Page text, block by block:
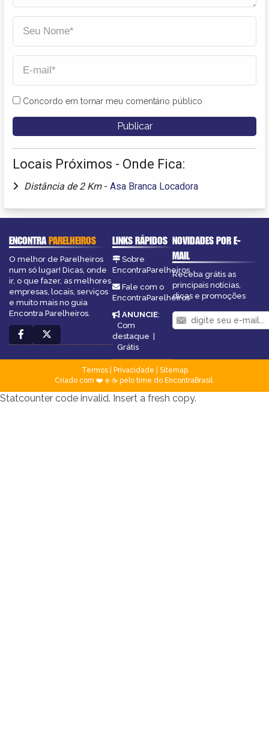
Concordo em tornar meu comentário público
Locais Próximos - Onde Fica:
Distância de 2 Km - Asa Branca Locadora
ENCONTRAPARELHEIROS
O melhor de Parelheiros
num só lugar! Dicas, onde
ir, o que fazer, as melhores
empresas, locais, serviços
e muito mais no guia
Encontra Parelheiros.
LINKS RÁPIDOS
Sobre
EncontraParelheiros
Fale com o
EncontraParelheiros
ANUNCIE:
Com
destaque
Grátis
NOVIDADES POR E-
MAIL
Receba grátis as
principais notícias,
dicas e promoções
Termos| Privacidade
Sitemap
Criado com ❤️ e ☕ pelo time do EncontraBrasil
Statcounter code invalid. Insert a fresh copy.